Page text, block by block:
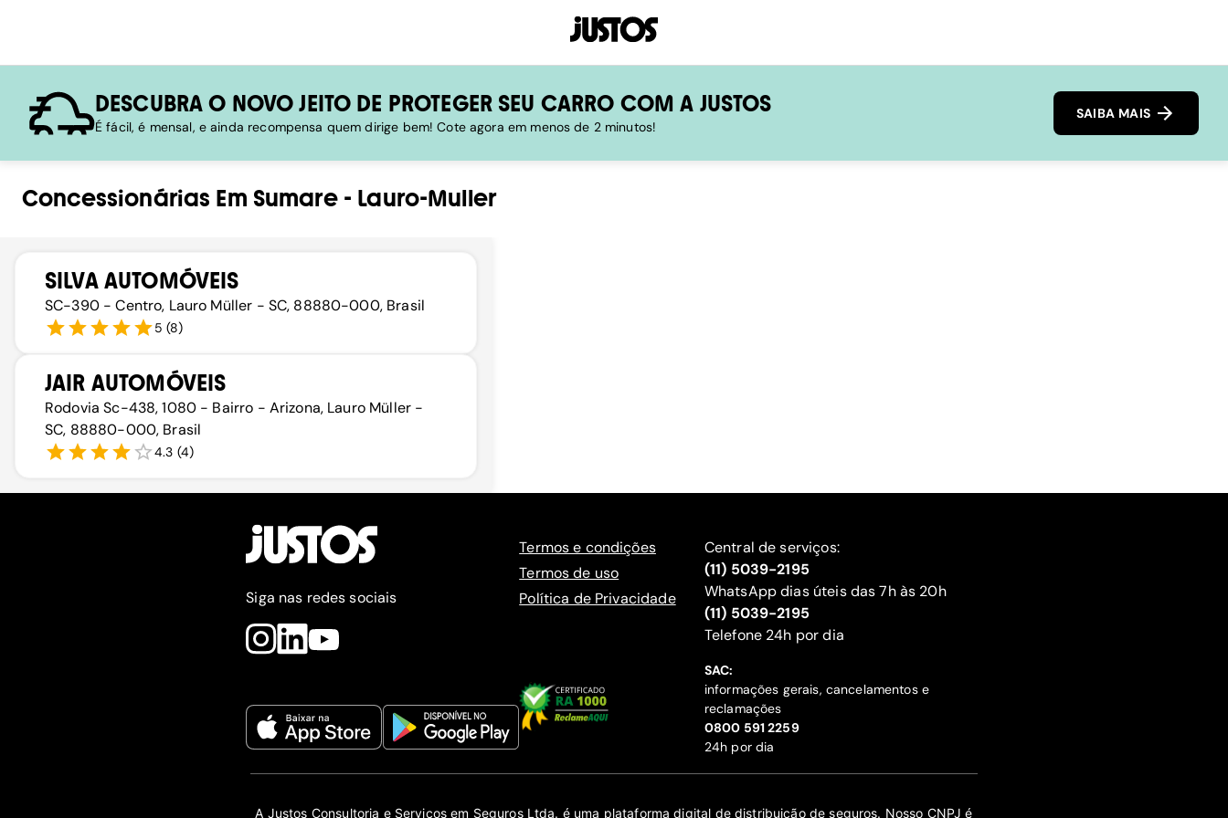
DESCUBRA O NOVO JEITO DE PROTEGER SEU CARRO COM A JUSTOS
É fácil, é mensal, e ainda recompensa quem dirige bem! Cote agora em menos de 2 minutos!
SAIBA MAIS
Concessionárias Em Sumare- Lauro-Muller
SILVA AUTOMÓVEIS
SC-390 - Centro, Lauro Müller - SC, 88880-000, Brasil
5 (8)
JAIR AUTOMÓVEIS
Rodovia Sc-438, 1080 - Bairro - Arizona, Lauro Müller -
SC, 88880-000, Brasil
4.3 (4)
Siga nas redes sociais
Termos e condições
Termos de uso
Política de Privacidade
Central de serviços:
(11) 5039-2195
WhatsApp dias úteis das 7h às 20h
(11) 5039-2195
‍Telefone 24h por dia
SAC:
informações gerais, cancelamentos e
reclamações
‍0800 591 2259
24h por dia
A Justos Consultoria e Serviços em Seguros Ltda. é uma plataforma digital de distribuição de seguros. Nosso CNPJ é